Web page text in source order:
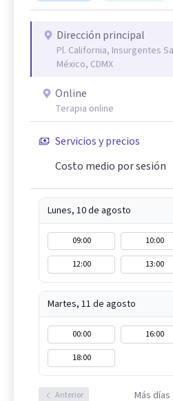
Dirección principal
Pl. California, Insurgentes
México, CDMX
Online
Terapia online
Servicios y precios
Costo medio por sesión
Lunes, 10 de agosto
09:00 10:00
12:00
13:00
Martes, 11 de agosto
00:00 16:00
18:00
Anterior Más días